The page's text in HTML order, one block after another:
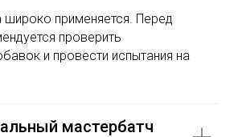
широко применяется. Перед
проверить
и провести испытания на
мастербатч